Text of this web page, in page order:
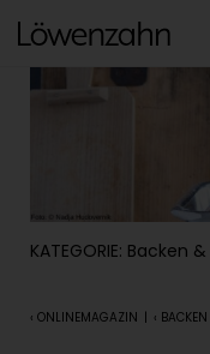
KATEGORIE: Backen
‹ ONLINEMAGAZIN | ‹